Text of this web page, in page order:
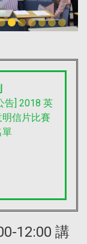
告] 2018 英
信片比賽
單
12:00 講